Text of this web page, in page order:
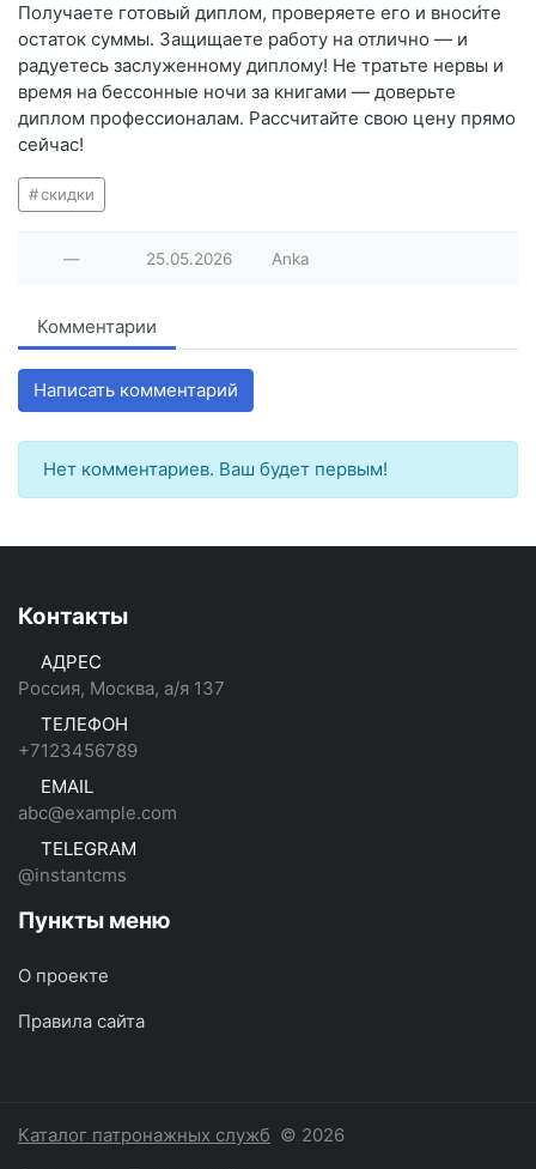
Получаете готовый диплом, проверяете его и вноси́те
остаток суммы. Защищаете работу на отлично — и
радуетесь заслуженному диплому! Не тратьте нервы и
время на бессонные ночи за книгами — доверьте
диплом профессионалам. Рассчитайте свою цену прямо
сейчас!
скидки
— 25.05.2026 Anka
Комментарии
Написать комментарий
Нет комментариев. Ваш будет первым!
Контакты
АДРЕС
Россия, Москва, а/я 137
ТЕЛЕФОН
+7123456789
EMAIL
abc@example.com
TELEGRAM
@instantcms
Пункты меню
О проекте
Правила сайта
Каталог патронажных служб © 2026